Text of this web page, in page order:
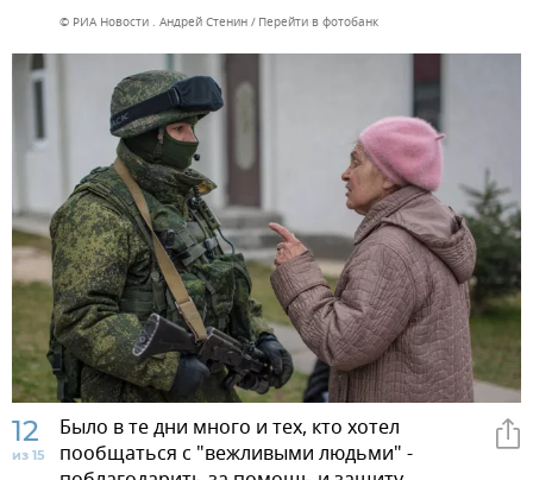
© РИА Новости . Андрей Стенин Перейти в фотобанк
12
из 15
Было в те дни много и тех, кто хотел
пообщаться с "вежливыми людьми" -